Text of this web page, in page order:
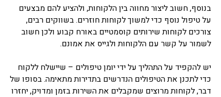
בנוסף, חשוב ליצור מחווה בין הלקוחות, ולהציע להם מבצעים
על טיפול נוסף כדי למשוך לקוחות חוזרים. בשווקים רבים,
צורכים לקוחות שירותים קוסמטיים באורח קבוע ולכן חשוב
לשמור על קשר עם הלקוחות ולגייס את אמונם.
יש להקפיד על התהליך על ידי יומן טיפולים – שיישלח ללקוח
כדי לתכנן את הטיפולים הנדרשים בתדירות מתאימה. בסופו של
דבר, לקוחות מרוצים שמקבלים את השירות בזמן ומדויק, יחזרו